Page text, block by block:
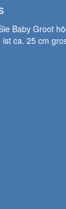
Baby Groot
ist ca. 25 cm